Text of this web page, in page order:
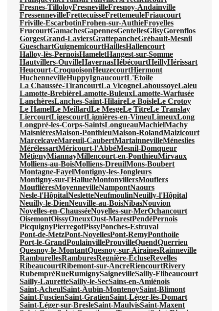
Fresnes-TilloloyFresnevilleFresnoy-Andainville
FressennevilleFrettecuisseFrettemeuleFriaucourt
Friville-EscarbotinFrohen-sur-AuthieFroyelles
FrucourtGamachesGapennesGentellesGlisyGorenflos
GorgesGrand-LaviersGrattepancheGrébault-Mesnil
GueschartGuignemicourtHaillesHallencourt
Halloy-lès-PernoisHameletHangest-sur-Somme
Hautvillers-OuvilleHavernasHébécourtHeillyHérissart
Heucourt-CroquoisonHeuzecourtHiermont
HuchennevilleHuppyIgnaucourtL'Étoile
La Chaussée-TirancourtLa VicogneLahoussoyeLaleu
Lamotte-BrebièreLamotte-BuleuxLamotte-Warfusée
LanchèresLanches-Saint-HilaireLe BoisleLe Crotoy
Le HamelLe MeillardLe MesgeLe TitreLe Translay
LiercourtLigescourtLignières-en-VimeuLimeuxLong
Longpré-les-Corps-SaintsLongueauMachielMachy
MaisnièresMaison-PonthieuMaison-RolandMaizicourt
MarcelcaveMareuil-CaubertMartainnevilleMéneslies
MérélessartMéricourt-l'AbbéMesnil-Domqueur
MétignyMiannayMillencourt-en-PonthieuMirvaux
Molliens-au-BoisMolliens-DreuilMons-Boubert
Montagne-FayelMontigny-les-Jongleurs
Montigny-sur-l'HallueMontonvillersMouflers
MouflièresMoyennevilleNampontNaours
Nesle-l'HôpitalNesletteNeufmoulinNeuilly-l'Hôpital
Neuilly-le-DienNeuville-au-BoisNibasNouvion
Noyelles-en-ChausséeNoyelles-sur-MerOchancourt
OisemontOissyOneuxOust-MarestPendéPernois
PicquignyPierregotPissyPonches-Estruval
Pont-de-MetzPont-NoyellesPont-RemyPonthoile
Port-le-GrandPoulainvilleProuvilleQuendQuerrieu
Quesnoy-le-MontantQuesnoy-sur-AirainesRainneville
RamburellesRamburesRegnière-ÉcluseRevelles
RibeaucourtRibemont-sur-AncreRiencourtRivery
RubempréRueRumignySaignevilleSailly-Flibeaucourt
Sailly-LauretteSailly-le-SecSains-en-Amiénois
Saint-AcheulSaint-Aubin-MontenoySaint-Blimont
Saint-FuscienSaint-GratienSaint-Léger-lès-Domart
Saint-Léger-sur-BresleSaint-MaulvisSaint-Maxent